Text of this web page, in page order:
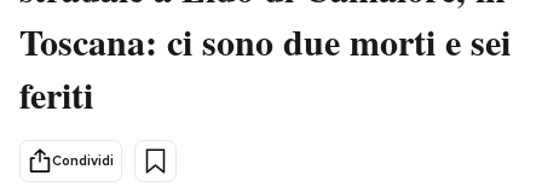
Tecnologia
Scienza
Cultura
Economia
Storie/Idee
Toscana: ci sono due morti e sei
feriti
Condividi